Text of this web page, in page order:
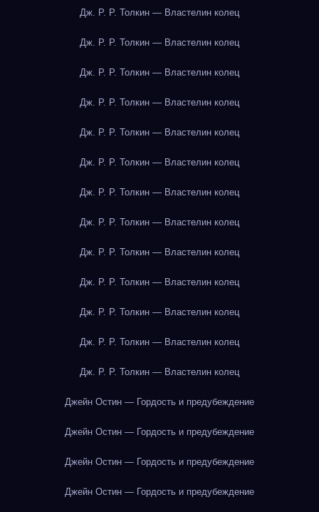
Дж. Р. Р. Толкин — Властелин колец
Дж. Р. Р. Толкин — Властелин колец
Дж. Р. Р. Толкин — Властелин колец
Дж. Р. Р. Толкин — Властелин колец
Дж. Р. Р. Толкин — Властелин колец
Дж. Р. Р. Толкин — Властелин колец
Дж. Р. Р. Толкин — Властелин колец
Дж. Р. Р. Толкин — Властелин колец
Дж. Р. Р. Толкин — Властелин колец
Дж. Р. Р. Толкин — Властелин колец
Дж. Р. Р. Толкин — Властелин колец
Дж. Р. Р. Толкин — Властелин колец
Дж. Р. Р. Толкин — Властелин колец
Джейн Остин — Гордость и предубеждение
Джейн Остин — Гордость и предубеждение
Джейн Остин — Гордость и предубеждение
Джейн Остин — Гордость и предубеждение